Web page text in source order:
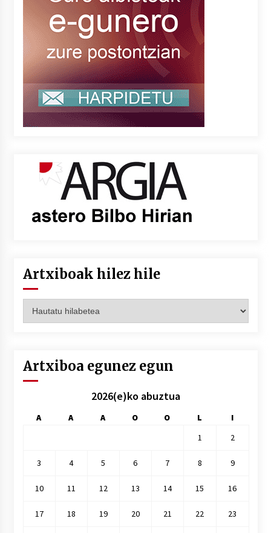
Artxiboak hilez hile
hilez
Artxiboa egunez egun
2026(e)ko abuztua
A A A O O L
I
1
2
3 4 5 6 7 8 9
10 11 12 13 14 15 16
17 18 19 20 21 22 23